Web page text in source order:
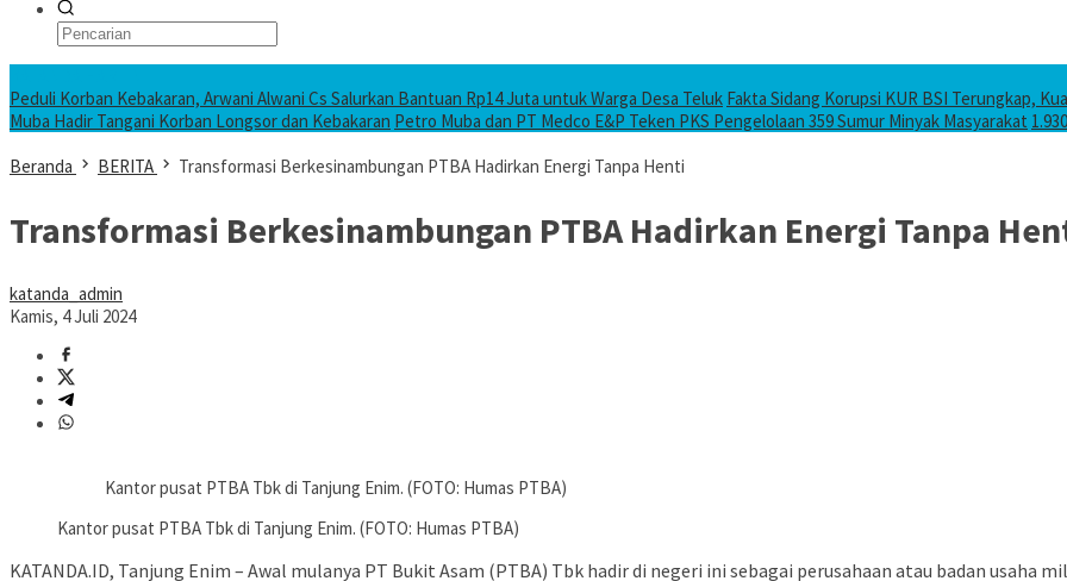
Peduli Korban Kebakaran, Arwani Alwani Cs Salurkan Bantuan Rp14 Juta untuk Warga Desa Teluk Fakta Sidang Korupsi KUR BSI Terungkap,
Muba Hadir Tangani Korban Longsor dan Kebakaran Petro Muba dan PT Medco E&P Teken PKS Pengelolaan 359 Sumur Minyak Masyarakat
Beranda
BERITA Transformasi Berkesinambungan PTBA Hadirkan Energi Tanpa Henti
Transformasi Berkesinambungan PTBA Hadirkan Energi Tanpa
katanda_admin
Kamis, 4 Juli 2024
Kantor pusat PTBA Tbk di Tanjung Enim. (FOTO: Humas PTBA)
Kantor pusat PTBA Tbk di Tanjung Enim. (FOTO: Humas PTBA)
KATANDA.ID, Tanjung Enim – Awal mulanya PT Bukit Asam (PTBA) Tbk hadir di negeri ini sebagai perusahaan atau badan usaha